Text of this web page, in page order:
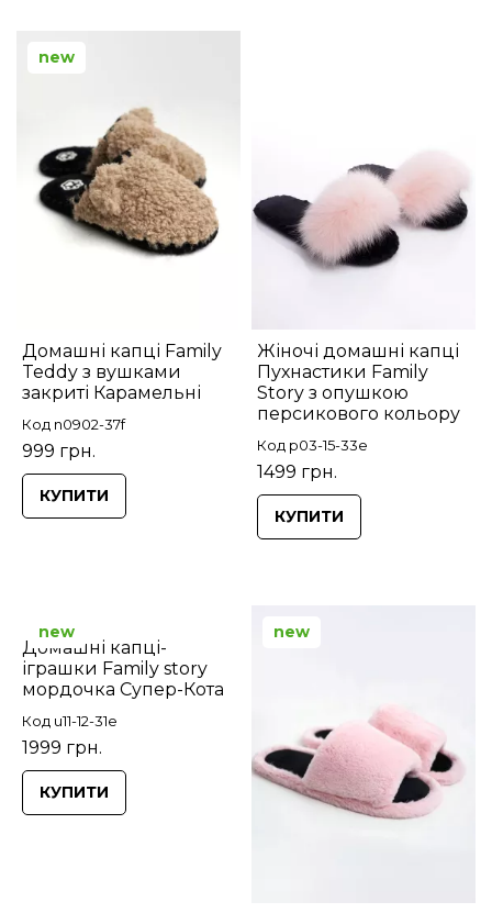
Домашні капці Family
Teddy з вушками
закриті Карамельні
Код n0902-37f
999 грн.
new
КУПИТИ
Жіночі домашні капці
Пухнастики Family
Story з опушкою
персикового кольору
Код p03-15-33e
1499 грн.
КУПИТИ
Домашні капці-
іграшки Family story
мордочка Супер-Кота
Код u11-12-31e
1999 грн.
new
КУПИТИ
new